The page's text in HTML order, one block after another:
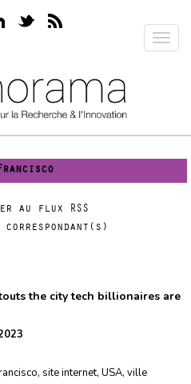
au flux RSS
the city tech billionaires are
, site internet, USA, ville